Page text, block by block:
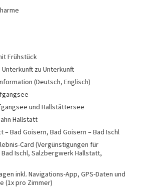
Frühstück
zu Unterkunft
(Deutsch, Englisch)
und Hallstättersee
Hallstatt
– Bad Goisern, Bad Goisern – Bad Ischl
Card (Vergünstigungen für
Ischl, Salzbergwerk Hallstatt,
inkl. Navigations-App, GPS-Daten und
(1x pro Zimmer)